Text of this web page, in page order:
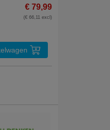
€ 79,99
(€ 66,11 excl)